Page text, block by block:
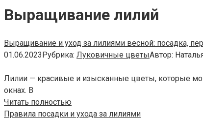
Выращивание лилий
Выращивание и уход за лилиями весной: посадка,
01.06.2023Рубрика: Луковичные цветыАвтор:
Лилии — красивые и изысканные цветы, которые
окнах. В
Читать полностью
Правила посадки и ухода за лилиями